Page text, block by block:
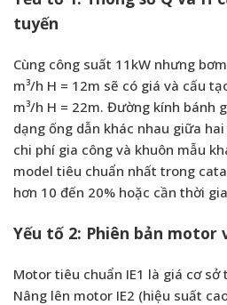
tuyến
Cùng công suất 11kW nhưng
m³/h H = 12m sẽ có giá và cấu
m³/h H = 22m. Đường kính bánh
dạng ống dẫn khác nhau giữa
chi phí gia công và khuôn mẫu
model tiêu chuẩn nhất trong
hơn 10 đến 20% hoặc cần thời
Yếu tố 2: Phiên bản motor
Motor tiêu chuẩn IE1 là giá cơ
Nâng lên motor IE2 (hiệu suất